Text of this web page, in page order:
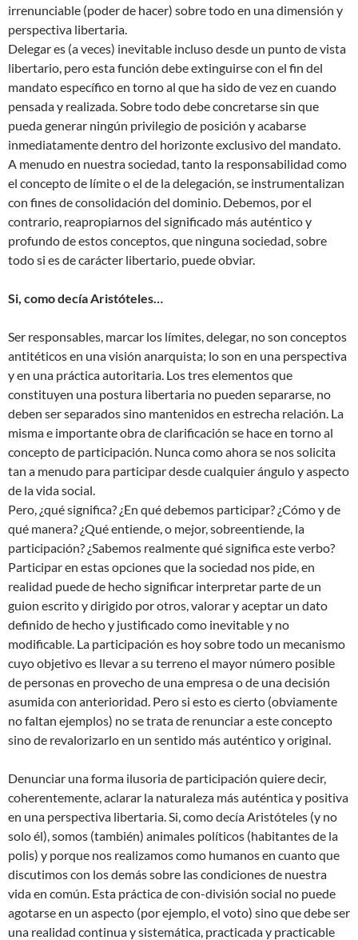
irrenunciable (poder de hacer) sobre todo en una dimensión y
perspectiva libertaria.
Delegar es (a veces) inevitable incluso desde un punto de vista
libertario, pero esta función debe extinguirse con el fin del
mandato específico en torno al que ha sido de vez en cuando
pensada y realizada. Sobre todo debe concretarse sin que
pueda generar ningún privilegio de posición y acabarse
inmediatamente dentro del horizonte exclusivo del mandato.
A menudo en nuestra sociedad, tanto la responsabilidad como
el concepto de límite o el de la delegación, se instrumentalizan
con fines de consolidación del dominio. Debemos, por el
contrario, reapropiarnos del significado más auténtico y
profundo de estos conceptos, que ninguna sociedad, sobre
todo si es de carácter libertario, puede obviar.
Si, como decía Aristóteles…
Ser responsables, marcar los límites, delegar, no son conceptos
antitéticos en una visión anarquista; lo son en una perspectiva
y en una práctica autoritaria. Los tres elementos que
constituyen una postura libertaria no pueden separarse, no
deben ser separados sino mantenidos en estrecha relación. La
misma e importante obra de clarificación se hace en torno al
concepto de participación. Nunca como ahora se nos solicita
tan a menudo para participar desde cualquier ángulo y aspecto
de la vida social.
Pero, ¿qué significa? ¿En qué debemos participar? ¿Cómo y de
qué manera? ¿Qué entiende, o mejor, sobreentiende, la
participación? ¿Sabemos realmente qué significa este verbo?
Participar en estas opciones que la sociedad nos pide, en
realidad puede de hecho significar interpretar parte de un
guion escrito y dirigido por otros, valorar y aceptar un dato
definido de hecho y justificado como inevitable y no
modificable. La participación es hoy sobre todo un mecanismo
cuyo objetivo es llevar a su terreno el mayor número posible
de personas en provecho de una empresa o de una decisión
asumida con anterioridad. Pero si esto es cierto (obviamente
no faltan ejemplos) no se trata de renunciar a este concepto
sino de revalorizarlo en un sentido más auténtico y original.
Denunciar una forma ilusoria de participación quiere decir,
coherentemente, aclarar la naturaleza más auténtica y positiva
en una perspectiva libertaria. Si, como decía Aristóteles (y no
solo él), somos (también) animales políticos (habitantes de la
polis) y porque nos realizamos como humanos en cuanto que
discutimos con los demás sobre las condiciones de nuestra
vida en común. Esta práctica de con-división social no puede
agotarse en un aspecto (por ejemplo, el voto) sino que debe ser
una realidad continua y sistemática, practicada y practicable